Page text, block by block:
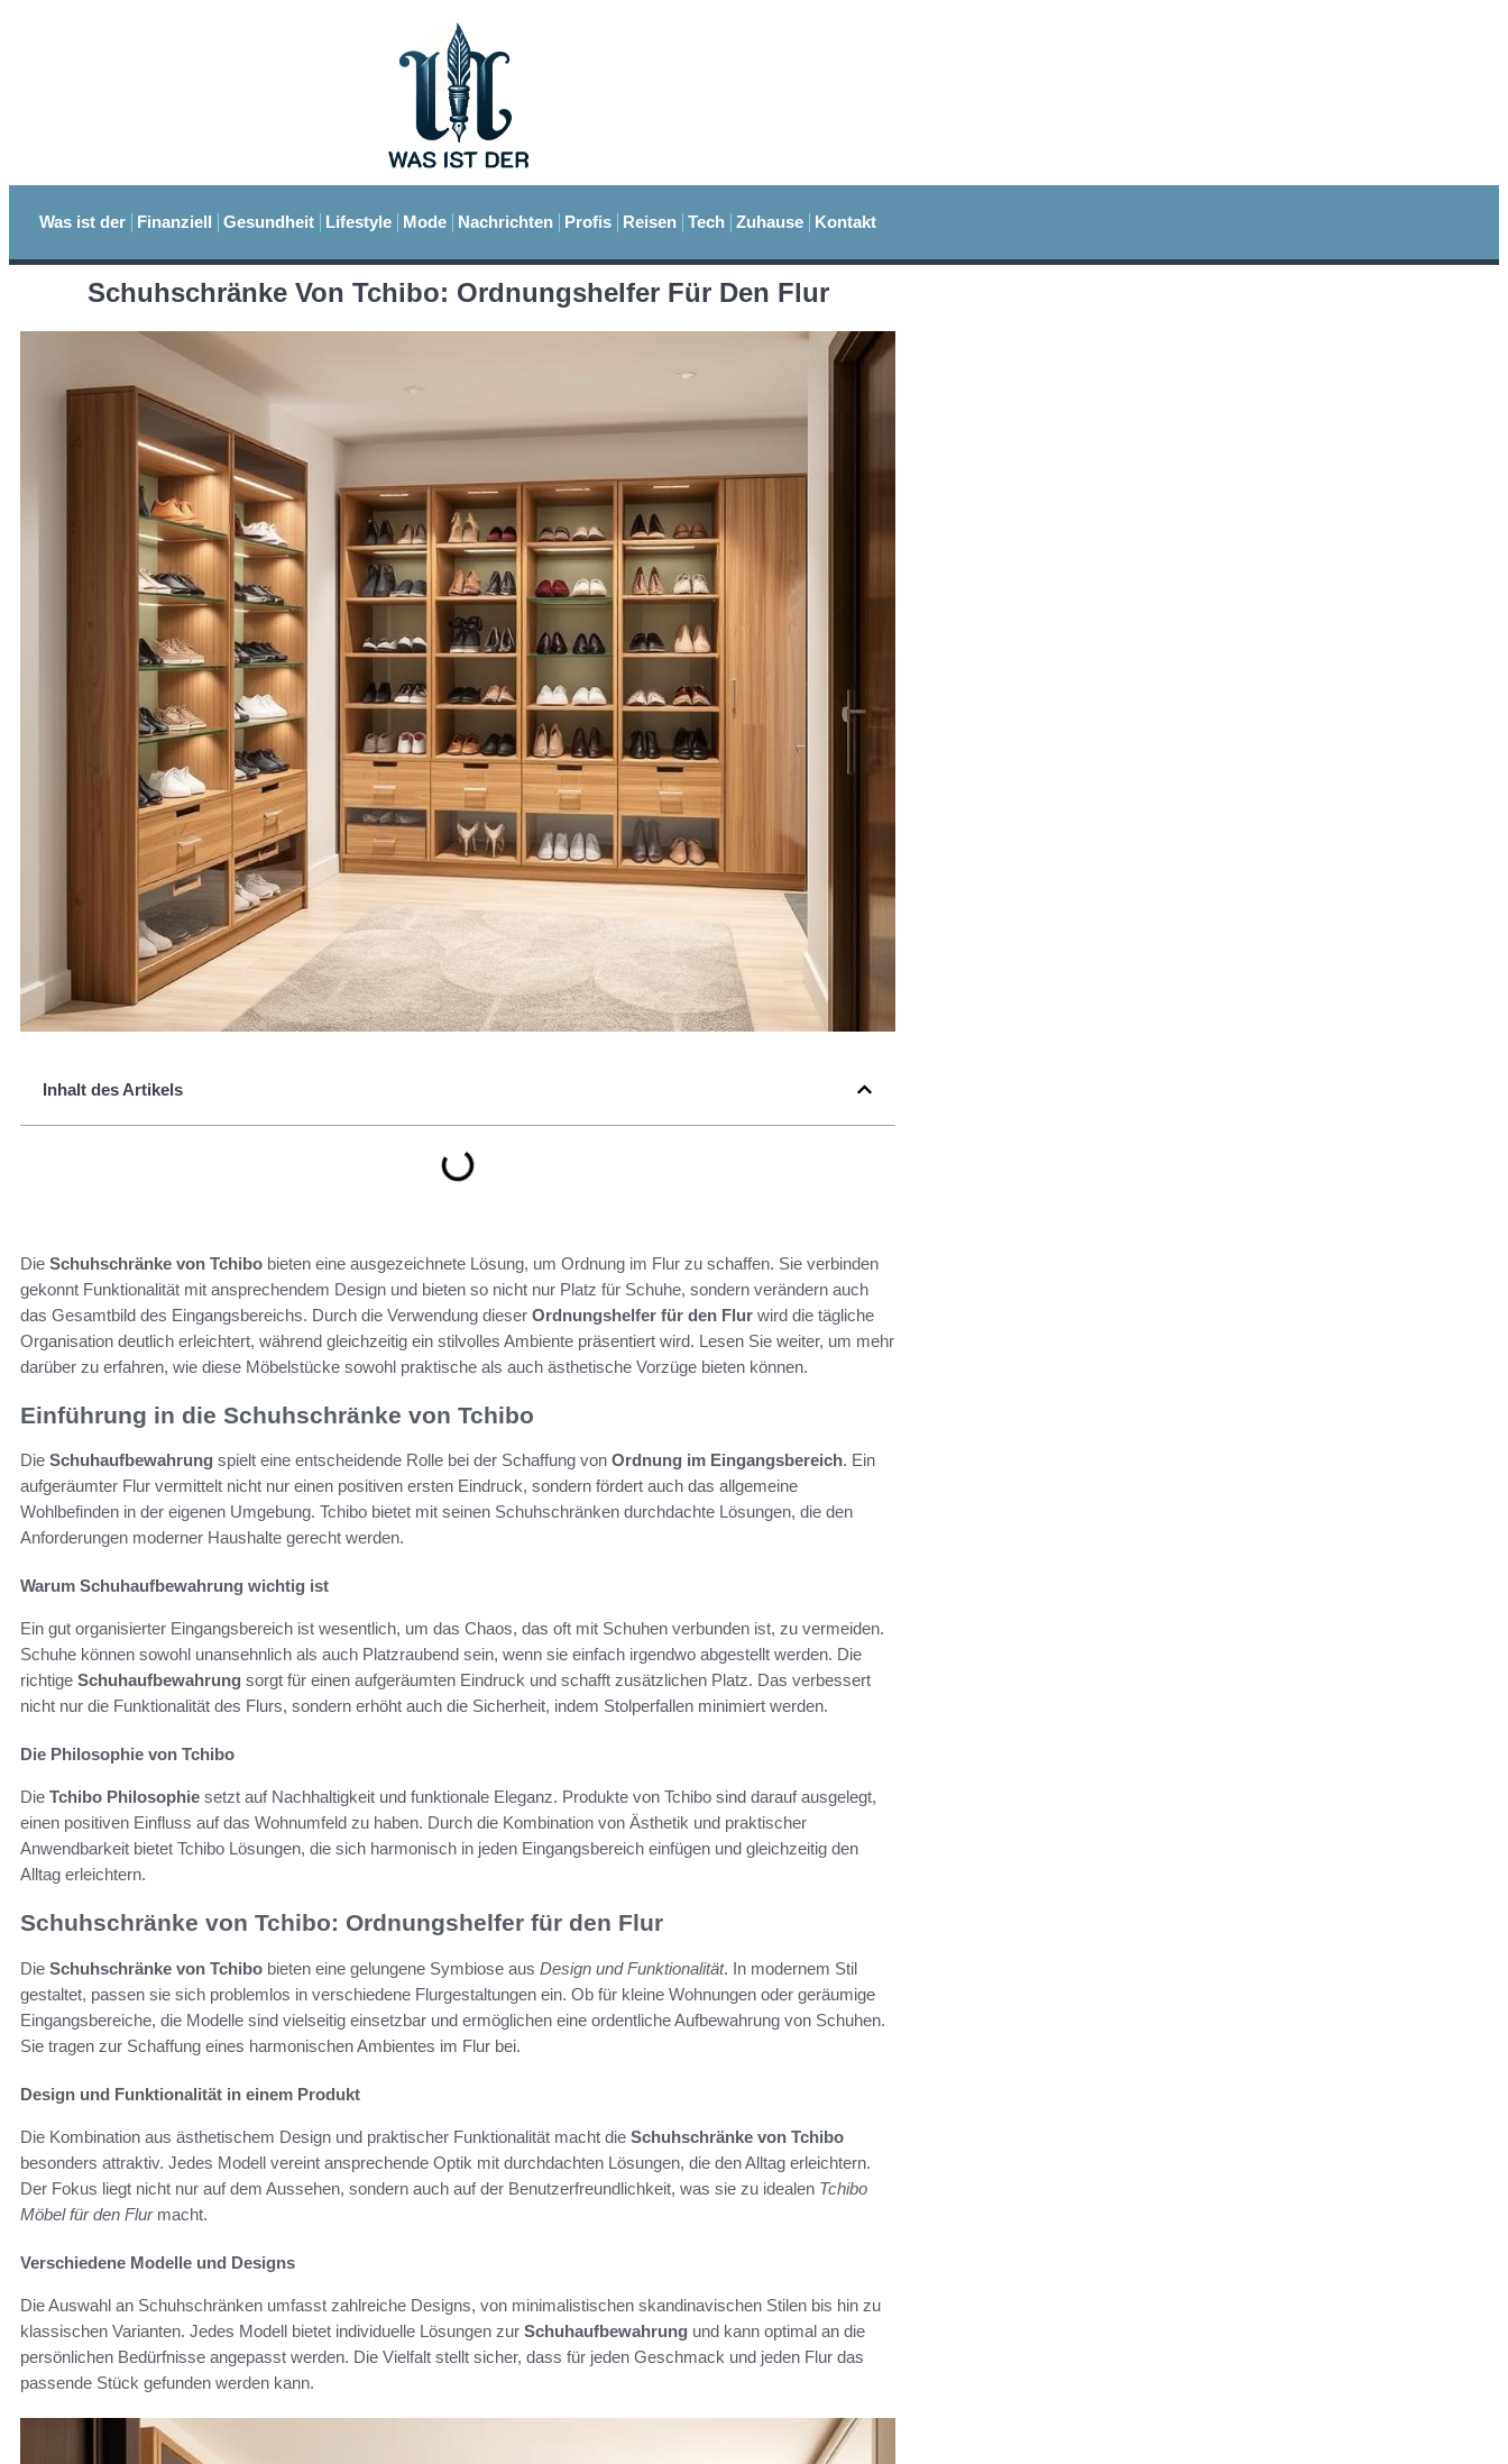
Was ist der Finanziell Gesundheit Lifestyle Mode Nachrichten Profis Reisen Tech Zuhause Kontakt
Schuhschränke Von Tchibo: Ordnungshelfer Für Den Flur
Inhalt des Artikels
Die Schuhschränke von Tchibo bieten eine ausgezeichnete Lösung, um Ordnung im Flur zu schaffen. Sie verbinden
gekonnt Funktionalität mit ansprechendem Design und bieten so nicht nur Platz für Schuhe, sondern verändern auch
das Gesamtbild des Eingangsbereichs. Durch die Verwendung dieser Ordnungshelfer für den Flur wird die tägliche
Organisation deutlich erleichtert, während gleichzeitig ein stilvolles Ambiente präsentiert wird. Lesen Sie weiter, um mehr
darüber zu erfahren, wie diese Möbelstücke sowohl praktische als auch ästhetische Vorzüge bieten können.
Einführung in die Schuhschränke von Tchibo
Die Schuhaufbewahrung spielt eine entscheidende Rolle bei der Schaffung von Ordnung im Eingangsbereich. Ein
aufgeräumter Flur vermittelt nicht nur einen positiven ersten Eindruck, sondern fördert auch das allgemeine
Wohlbefinden in der eigenen Umgebung. Tchibo bietet mit seinen Schuhschränken durchdachte Lösungen, die den
Anforderungen moderner Haushalte gerecht werden.
Warum Schuhaufbewahrung wichtig ist
Ein gut organisierter Eingangsbereich ist wesentlich, um das Chaos, das oft mit Schuhen verbunden ist, zu vermeiden.
Schuhe können sowohl unansehnlich als auch Platzraubend sein, wenn sie einfach irgendwo abgestellt werden. Die
richtige Schuhaufbewahrung sorgt für einen aufgeräumten Eindruck und schafft zusätzlichen Platz. Das verbessert
nicht nur die Funktionalität des Flurs, sondern erhöht auch die Sicherheit, indem Stolperfallen minimiert werden.
Die Philosophie von Tchibo
Die Tchibo Philosophie setzt auf Nachhaltigkeit und funktionale Eleganz. Produkte von Tchibo sind darauf ausgelegt,
einen positiven Einfluss auf das Wohnumfeld zu haben. Durch die Kombination von Ästhetik und praktischer
Anwendbarkeit bietet Tchibo Lösungen, die sich harmonisch in jeden Eingangsbereich einfügen und gleichzeitig den
Alltag erleichtern.
Schuhschränke von Tchibo: Ordnungshelfer für den Flur
Die Schuhschränke von Tchibo bieten eine gelungene Symbiose aus Design und Funktionalität. In modernem Stil
gestaltet, passen sie sich problemlos in verschiedene Flurgestaltungen ein. Ob für kleine Wohnungen oder geräumige
Eingangsbereiche, die Modelle sind vielseitig einsetzbar und ermöglichen eine ordentliche Aufbewahrung von Schuhen.
Sie tragen zur Schaffung eines harmonischen Ambientes im Flur bei.
Design und Funktionalität in einem Produkt
Die Kombination aus ästhetischem Design und praktischer Funktionalität macht die Schuhschränke von Tchibo
besonders attraktiv. Jedes Modell vereint ansprechende Optik mit durchdachten Lösungen, die den Alltag erleichtern.
Der Fokus liegt nicht nur auf dem Aussehen, sondern auch auf der Benutzerfreundlichkeit, was sie zu idealen Tchibo
Möbel für den Flurmacht.
Verschiedene Modelle und Designs
Die Auswahl an Schuhschränken umfasst zahlreiche Designs, von minimalistischen skandinavischen Stilen bis hin zu
klassischen Varianten. Jedes Modell bietet individuelle Lösungen zur Schuhaufbewahrung und kann optimal an die
persönlichen Bedürfnisse angepasst werden. Die Vielfalt stellt sicher, dass für jeden Geschmack und jeden Flur das
passende Stück gefunden werden kann.